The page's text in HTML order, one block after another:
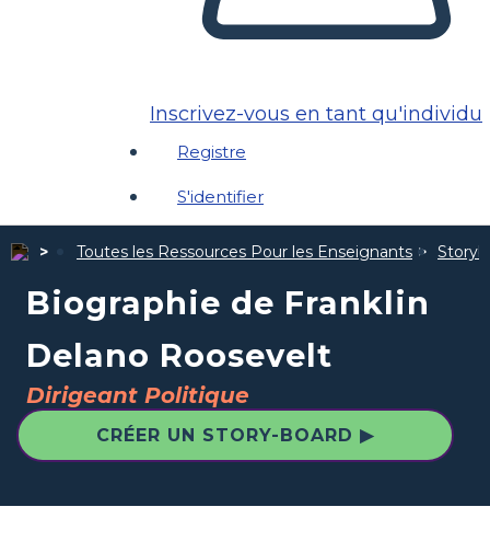
Inscrivez-vous en tant qu'individu
Registre
S'identifier
Toutes les Ressources Pour les Enseignants
Biographie de Franklin
Delano Roosevelt
Dirigeant Politique
CRÉER UN STORY-BOARD ▶